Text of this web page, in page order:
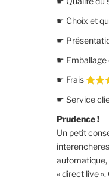
☛ Choix et
☛
☛ Emballage
☛ Frais
☛ Service
Prudence !
Un petit
automatique,
« direct live